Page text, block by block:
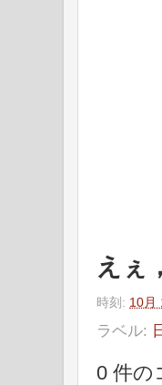
えぇ
時刻: 10月
ラベル:
0 件の